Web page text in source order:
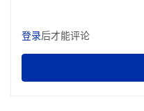
本文来源于DOIT传媒，文
登录后才能评论